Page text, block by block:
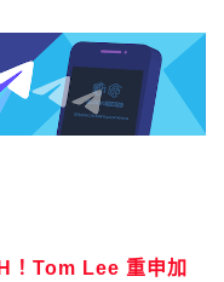
！Tom Lee 重申加